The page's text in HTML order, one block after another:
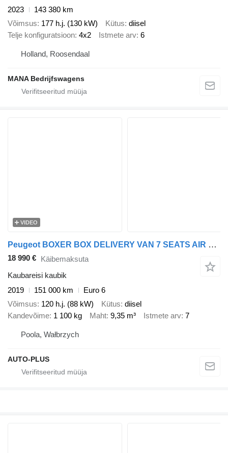
2023
143 380 km
Võimsus 177 h.j. (130 kW) Kütus diisel
Telje konfiguratsioon 4x2 Istmete arv 6
Holland, Roosendaal
MANA Bedrijfswagens
VIDEO
Peugeot BOXER BOX DELIVERY VAN 7 SEATS AIR CONDITIONING 120HP
18 990 € Käibemaksuta
Kaubareisi kaubik
2019
151 000 km
Euro 6
Võimsus 120 h.j. (88 kW) Kütus diisel
Kandevõime 1 100 kg Maht 9,35 m³ Istmete arv 7
Poola, Wałbrzych
AUTO-PLUS